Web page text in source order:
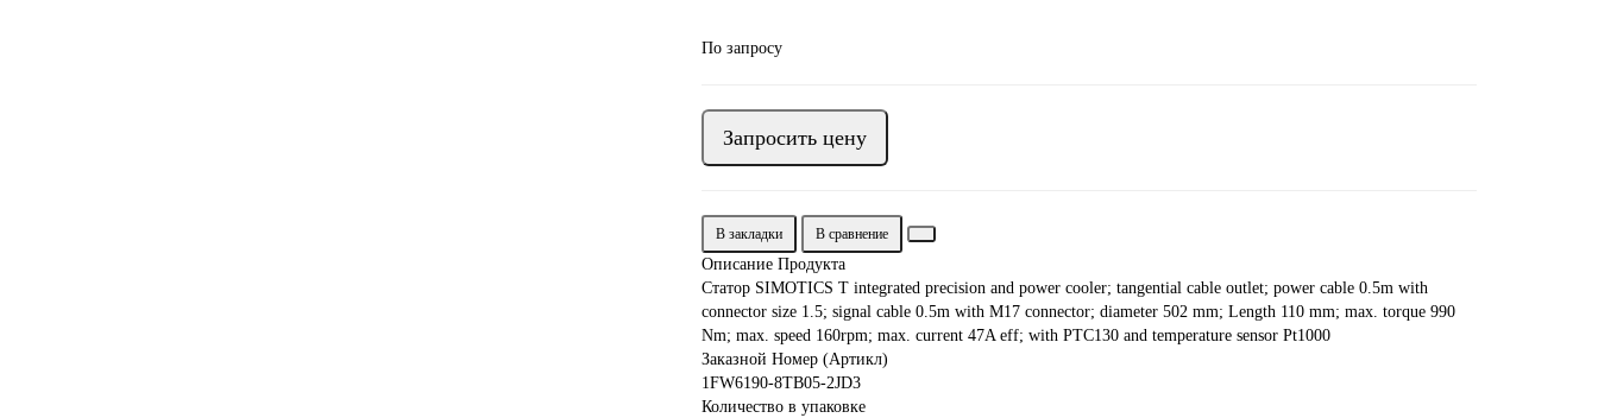
По запросу
Запросить цену
В закладки В сравнение
Описание Продукта
Статор SIMOTICS T integrated precision and power cooler; tangential cable outlet; power cable 0.5m with
connector size 1.5; signal cable 0.5m with M17 connector; diameter 502 mm; Length 110 mm; max. torque 990
Nm; max. speed 160rpm; max. current 47A eff; with PTC130 and temperature sensor Pt1000
Заказной Номер (Артикл)
1FW6190-8TB05-2JD3
Количество в упаковке